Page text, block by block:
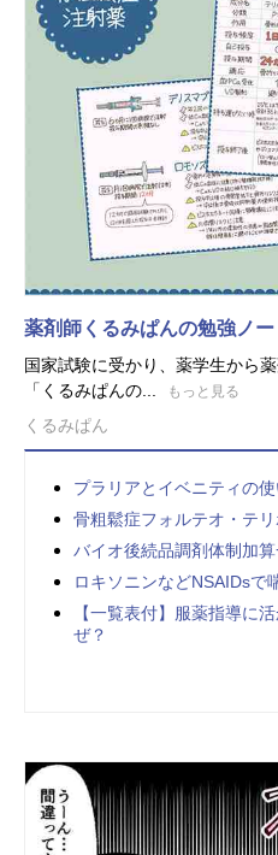
薬剤師くるみぱんの勉強ノー
国家試験に受かり、薬学生から
「くるみぱんの...
もっと見る
くるみぱん
プラリアとイベニティの
骨粗鬆症フォルテオ・テ
バイオ後続品調剤体制加
ロキソニンなどNSAIDsで
【一覧表付】服薬指導に
ぜ？